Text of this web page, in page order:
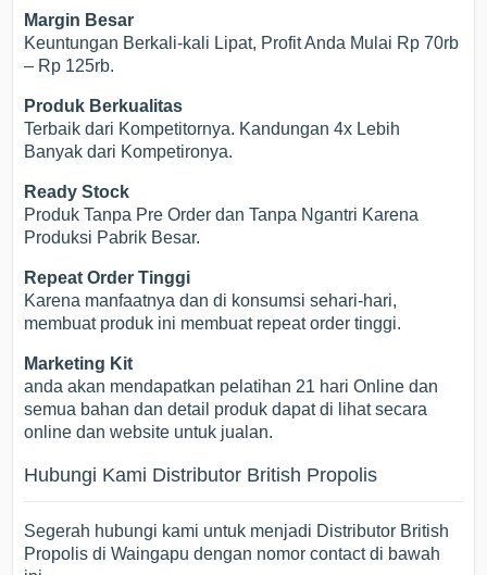
Margin Besar
Keuntungan Berkali-kali Lipat, Profit Anda Mulai Rp 70rb
– Rp 125rb.
Produk Berkualitas
Terbaik dari Kompetitornya. Kandungan 4x Lebih
Banyak dari Kompetironya.
Ready Stock
Produk Tanpa Pre Order dan Tanpa Ngantri Karena
Produksi Pabrik Besar.
Repeat Order Tinggi
Karena manfaatnya dan di konsumsi sehari-hari,
membuat produk ini membuat repeat order tinggi.
Marketing Kit
anda akan mendapatkan pelatihan 21 hari Online dan
semua bahan dan detail produk dapat di lihat secara
online dan website untuk jualan.
Hubungi Kami Distributor British Propolis
Segerah hubungi kami untuk menjadi Distributor British
Propolis di Waingapu dengan nomor contact di bawah